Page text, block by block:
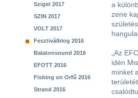
Sziget 2017
SZIN 2017
VOLT 2017
Fesztiválblog 2016
Balatonsound 2016
EFOTT 2016
Fishing on Orfű 2016
Strand 2016
a
zene
„Az
idén
minket